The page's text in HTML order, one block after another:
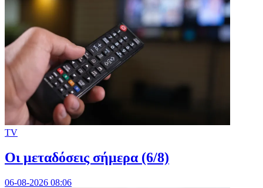
TV
Οι μεταδόσεις σήμερα (6/8)
06-08-2026 08:06